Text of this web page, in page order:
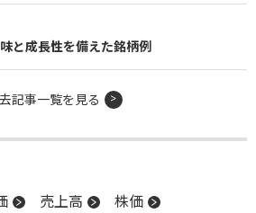
と成長性を備えた銘柄例
記事一覧を見る
売上高
株価